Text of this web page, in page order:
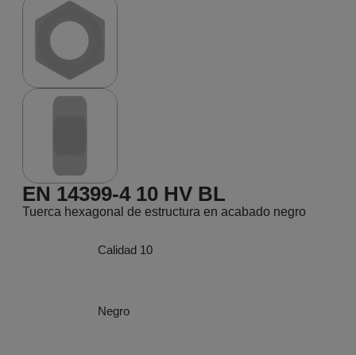
EN 14399-4 10 HV BL
Tuerca hexagonal de estructura en acabado negro
Calidad 10
Negro